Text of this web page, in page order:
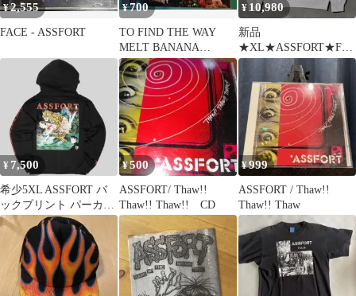
¥2,555
FACE - ASSFORT
¥700
TO FIND THE WAY
MELT BANANA
ASSFORT
¥ 10,980
新品
★XL★ASSFORT★FU
UDOBRAIN★丸尾末広
★パーカー★グレー
¥ 7,500
希少5XL ASSFORT バ
ックプリント パーカー
オーバーサイズ ブラッ
¥500
ASSFORT/ Thaw!!
Thaw!! Thaw!! CD
¥999
ASSFORT / Thaw!!
Thaw!! Thaw